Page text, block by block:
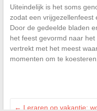
Uiteindelijk is het soms
zodat een vrijgezellenfeest
Door de gedeelde bladen
het feest gevormd naar
vertrekt met het meest
momenten om te
← Leraren op vakantie: